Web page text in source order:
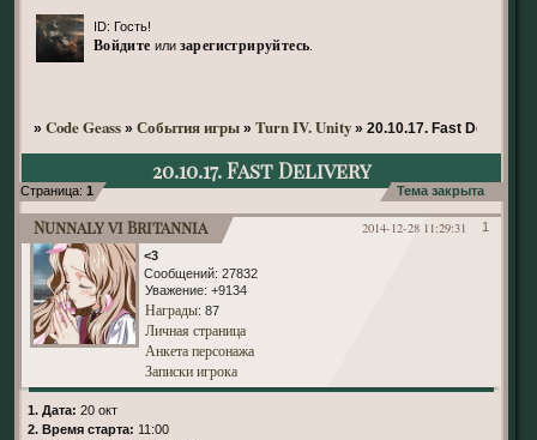
ID: Гость!
Войдите или зарегистрируйтесь
» Code Geass » События игры » Turn IV. Unity » 20.10.17. Fast Delivery
20.10.17. Fast Delivery
Страница: 1 Тема закрыта
1
2014-12-28 11:29:31
Nunnaly vi Britannia
<3
Сообщений: 27832
Уважение: +9134
Награды: 87
Личная страница
Анкета персонажа
Записки игрока
1. Дата: 20 окт
2. Время старта: 11:00